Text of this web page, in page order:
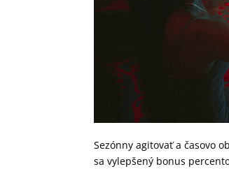
Sezónny agitovať a časovo
sa vylepšený bonus